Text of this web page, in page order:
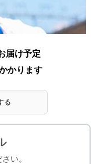
届け予定
かります
る
い。